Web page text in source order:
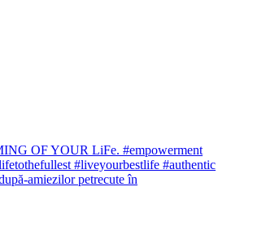
amiezilor petrecute în